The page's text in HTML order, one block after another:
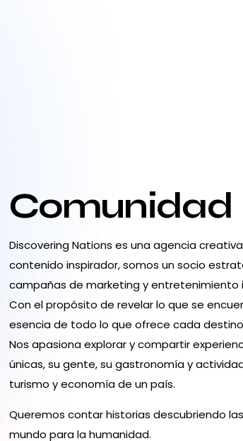
Comunidad
Discovering Nations es una agencia
contenido inspirador, somos un socio
campañas de marketing y entretenimiento
Con el propósito de revelar lo que se
esencia de todo lo que ofrece cada
Nos apasiona explorar y compartir
únicas, su gente, su gastronomía y
turismo y economía de un país.
Queremos contar historias descubriendo
mundo para la humanidad.